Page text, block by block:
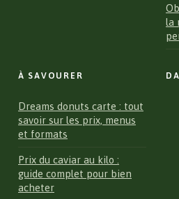
la
À SAVOURER
Dreams donuts carte : tout
savoir sur les prix, menus
et formats
Prix du caviar au kilo :
guide complet pour bien
acheter